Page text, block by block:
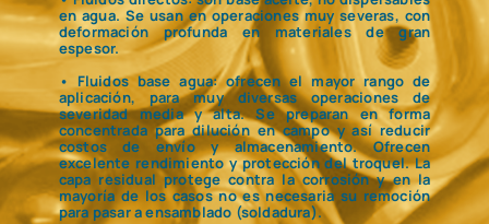
en agua. Se usan en operaciones muy severas, con
deformación profunda en materiales de gran
espesor.
• Fluidos base agua: ofrecen el mayor rango de
aplicación, para muy diversas operaciones de
severidad media y alta. Se preparan en forma
concentrada para dilución en campo y así reducir
costos de envío y almacenamiento. Ofrecen
excelente rendimiento y protección del troquel. La
capa residual protege contra la corrosión y en la
mayoría de los casos no es necesaria su remoción
para pasar a ensamblado (soldadura).